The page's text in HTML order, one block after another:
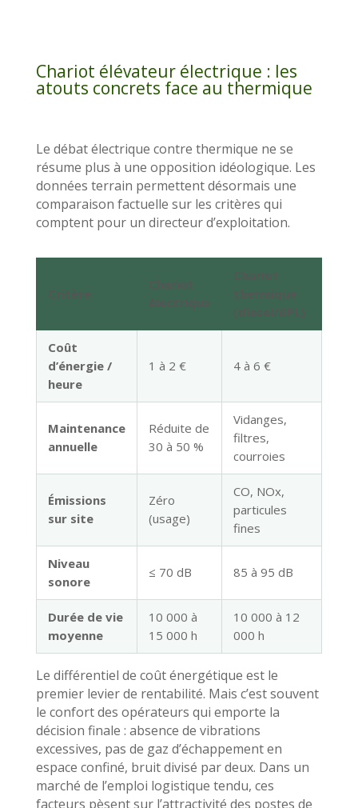
Chariot élévateur électrique : les
atouts concrets face au thermique
Le débat électrique contre thermique ne se
résume plus à une opposition idéologique. Les
données terrain permettent désormais une
comparaison factuelle sur les critères qui
comptent pour un directeur d’exploitation.
Critère
Chariot
électrique
Chariot
thermique
(diesel/GPL)
Coût
d’énergie /
heure
1 à 2 € 4 à 6 €
Maintenance
annuelle
Réduite de
30 à 50 %
Vidanges,
filtres,
courroies
Émissions
sur site
Zéro
(usage)
CO, NOx,
particules
fines
Niveau
sonore
≤ 70 dB 85 à 95 dB
Durée de vie
moyenne
10 000 à
15 000 h
10 000 à 12
000 h
Le différentiel de coût énergétique est le
premier levier de rentabilité. Mais c’est souvent
le confort des opérateurs qui emporte la
décision finale : absence de vibrations
excessives, pas de gaz d’échappement en
espace confiné, bruit divisé par deux. Dans un
marché de l’emploi logistique tendu, ces
facteurs pèsent sur l’attractivité des postes de